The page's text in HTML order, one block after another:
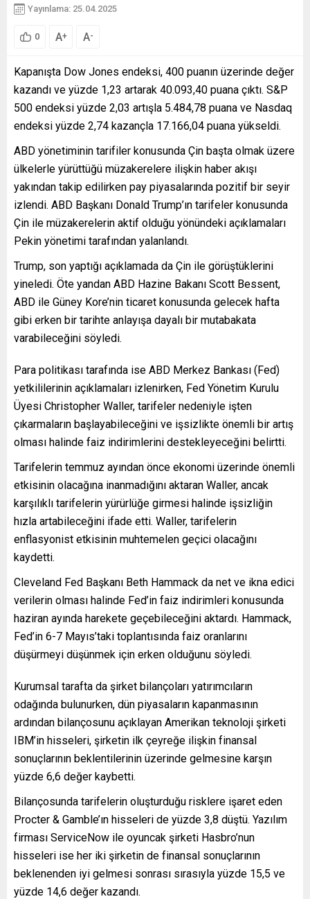
Yayınlama: 25.04.2025
0 A+ A-
Kapanışta Dow Jones endeksi, 400 puanın üzerinde değer
kazandı ve yüzde 1,23 artarak 40.093,40 puana çıktı. S&P
500 endeksi yüzde 2,03 artışla 5.484,78 puana ve Nasdaq
endeksi yüzde 2,74 kazançla 17.166,04 puana yükseldi.
ABD yönetiminin tarifiler konusunda Çin başta olmak üzere
ülkelerle yürüttüğü müzakerelere ilişkin haber akışı
yakından takip edilirken pay piyasalarında pozitif bir seyir
izlendi. ABD Başkanı Donald Trump’ın tarifeler konusunda
Çin ile müzakerelerin aktif olduğu yönündeki açıklamaları
Pekin yönetimi tarafından yalanlandı.
Trump, son yaptığı açıklamada da Çin ile görüştüklerini
yineledi. Öte yandan ABD Hazine Bakanı Scott Bessent,
ABD ile Güney Kore’nin ticaret konusunda gelecek hafta
gibi erken bir tarihte anlayışa dayalı bir mutabakata
varabileceğini söyledi.
Para politikası tarafında ise ABD Merkez Bankası (Fed)
yetkililerinin açıklamaları izlenirken, Fed Yönetim Kurulu
Üyesi Christopher Waller, tarifeler nedeniyle işten
çıkarmaların başlayabileceğini ve işsizlikte önemli bir artış
olması halinde faiz indirimlerini destekleyeceğini belirtti.
Tarifelerin temmuz ayından önce ekonomi üzerinde önemli
etkisinin olacağına inanmadığını aktaran Waller, ancak
karşılıklı tarifelerin yürürlüğe girmesi halinde işsizliğin
hızla artabileceğini ifade etti. Waller, tarifelerin
enflasyonist etkisinin muhtemelen geçici olacağını
kaydetti.
Cleveland Fed Başkanı Beth Hammack da net ve ikna edici
verilerin olması halinde Fed’in faiz indirimleri konusunda
haziran ayında harekete geçebileceğini aktardı. Hammack,
Fed’in 6-7 Mayıs’taki toplantısında faiz oranlarını
düşürmeyi düşünmek için erken olduğunu söyledi.
Kurumsal tarafta da şirket bilançoları yatırımcıların
odağında bulunurken, dün piyasaların kapanmasının
ardından bilançosunu açıklayan Amerikan teknoloji şirketi
IBM’in hisseleri, şirketin ilk çeyreğe ilişkin finansal
sonuçlarının beklentilerinin üzerinde gelmesine karşın
yüzde 6,6 değer kaybetti.
Bilançosunda tarifelerin oluşturduğu risklere işaret eden
Procter & Gamble’ın hisseleri de yüzde 3,8 düştü. Yazılım
firması ServiceNow ile oyuncak şirketi Hasbro’nun
hisseleri ise her iki şirketin de finansal sonuçlarının
beklenenden iyi gelmesi sonrası sırasıyla yüzde 15,5 ve
yüzde 14,6 değer kazandı.